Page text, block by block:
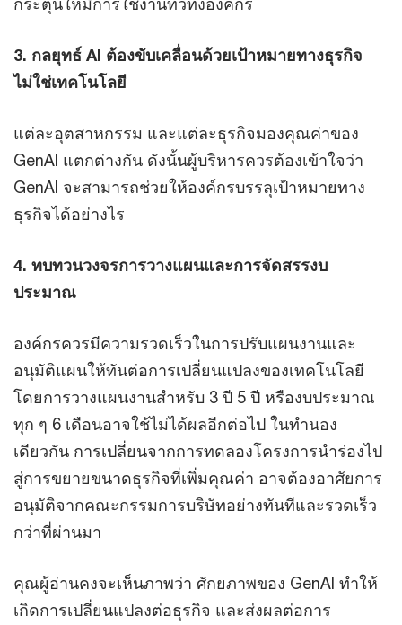
3. กลยุทธ์ AI ต้องขับเคลื่อนด้วยเป้าหมายทางธุรกิจ
ไม่ใช่เทคโนโลยี
แต่ละอุตสาหกรรม และแต่ละธุรกิจมองคุณค่าของ
GenAI แตกต่างกัน ดังนั้นผู้บริหารควรต้องเข้าใจว่า
GenAI จะสามารถช่วยให้องค์กรบรรลุเป้าหมายทาง
ธุรกิจได้อย่างไร
4. ทบทวนวงจรการวางแผนและการจัดสรรงบ
ประมาณ
องค์กรควรมีความรวดเร็วในการปรับแผนงานและ
อนุมัติแผนให้ทันต่อการเปลี่ยนแปลงของเทคโนโลยี
โดยการวางแผนงานสำหรับ 3 ปี 5 ปี หรืองบประมาณ
ทุก ๆ 6 เดือนอาจใช้ไม่ได้ผลอีกต่อไป ในทำนอง
เดียวกัน การเปลี่ยนจากการทดลองโครงการนำร่องไป
สู่การขยายขนาดธุรกิจที่เพิ่มคุณค่า อาจต้องอาศัยการ
อนุมัติจากคณะกรรมการบริษัทอย่างทันทีและรวดเร็ว
กว่าที่ผ่านมา
คุณผู้อ่านคงจะเห็นภาพว่า ศักยภาพของ GenAI ทำให้
เกิดการเปลี่ยนแปลงต่อธุรกิจ และส่งผลต่อการ